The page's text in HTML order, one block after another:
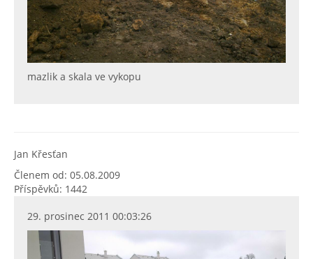
mazlik a skala ve vykopu
Jan Křesťan
Členem od: 05.08.2009
Příspěvků: 1442
29. prosinec 2011 00:03:26